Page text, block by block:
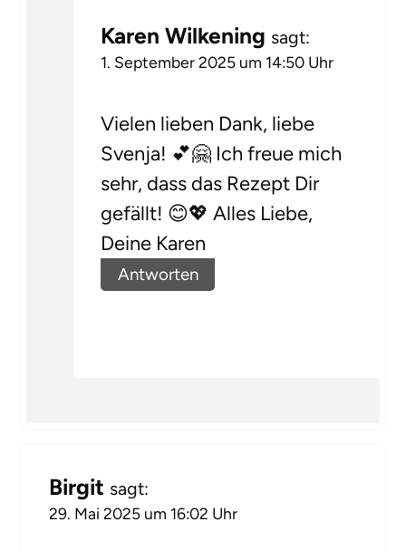
Karen Wilkening sagt:
1. September 2025 um 14:50 Uhr
Vielen lieben Dank, liebe
Svenja! 💕🤗 Ich freue mich
sehr, dass das Rezept Dir
gefällt! 😊💖 Alles Liebe,
Deine Karen
Antworten
Birgit sagt:
29. Mai 2025 um 16:02 Uhr